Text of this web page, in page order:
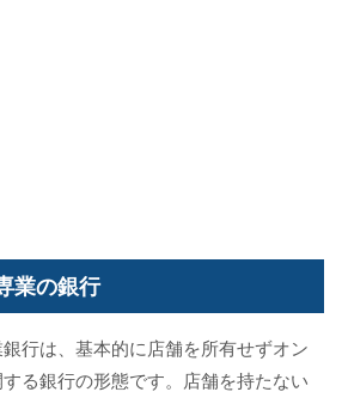
業の銀行
行は、基本的に店舗を所有せずオン
る銀行の形態です。店舗を持たない